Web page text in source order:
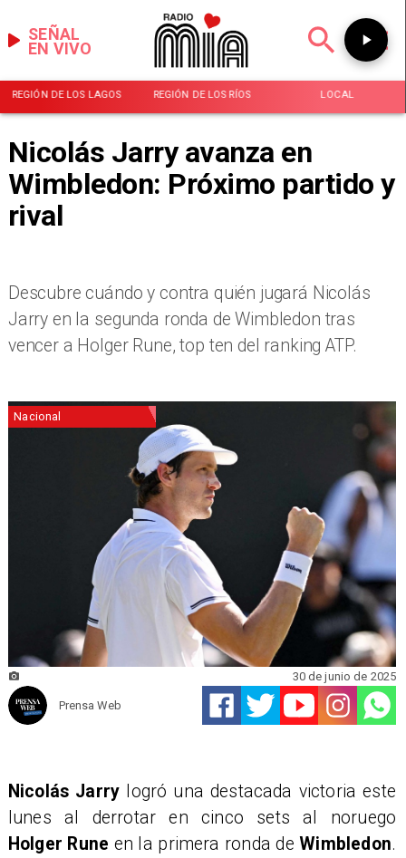
EN VIVO
SEÑAL
REGIÓN DE LOS LAGOS REGIÓN DE LOS RÍOS LOCAL
Nicolás Jarry avanza en
Wimbledon: Próximo partido y
rival
Descubre cuándo y contra quién jugará Nicolás
Jarry en la segunda ronda de Wimbledon tras
vencer a Holger Rune, top ten del ranking ATP.
Nacional
Prensa Web
30 de junio de 2025
Nicolás Jarry logró una destacada victoria este
lunes al derrotar en cinco sets al noruego
Holger Rune en la primera ronda deWimbledon.